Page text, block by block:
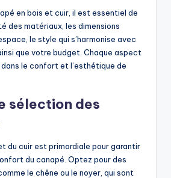
en bois et cuir, il est essentiel de
des matériaux, les dimensions
le style qui s’harmonise avec
que votre budget. Chaque aspect
le confort et l’esthétique de
sélection des
du cuir est primordiale pour garantir
du canapé. Optez pour des
le chêne ou le noyer, qui sont